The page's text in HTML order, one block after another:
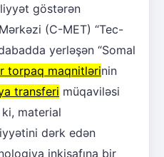
göstərən
(C-MET) “Tec-
yerləşən “Somal
torpaq maqnitlərinin
transferi müqaviləsi
material
dərk edən
inkişafına bir